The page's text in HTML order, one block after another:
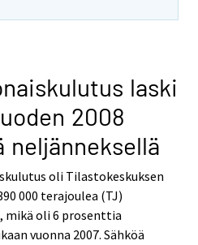
laski
2008
neljänneksellä
oli Tilastokeskuksen
000 terajoulea (TJ)
mikä oli 6 prosenttia
vuonna 2007. Sähköä